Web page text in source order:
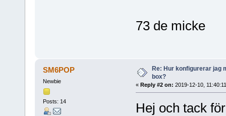
73 de micke
SM6POP
Newbie
Posts: 14
Re: Hur konfigurerar jag
box?
« Reply #2 on: 2019-12-10,
Hej och tack